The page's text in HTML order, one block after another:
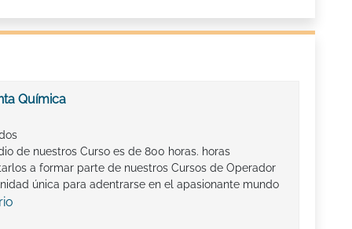
Química
de nuestros Curso es de 800 horas. horas
a formar parte de nuestros Cursos de Operador
única para adentrarse en el apasionante mundo